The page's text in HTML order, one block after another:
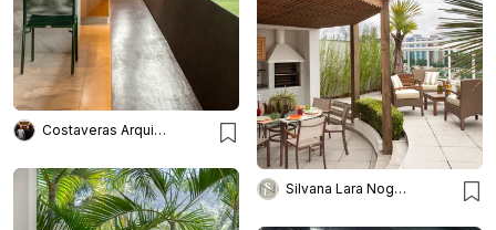
Costaveras Arquitetos
Silvana Lara Nogueira